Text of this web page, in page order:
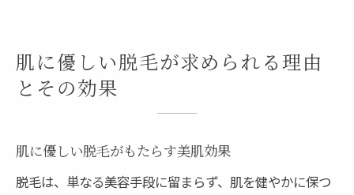
肌に優しい脱毛が求められる理由
とその効果
肌に優しい脱毛がもたらす美肌効果
脱毛は、単なる美容手段に留まらず、肌を健やかに保つ